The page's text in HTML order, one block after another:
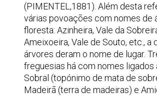
(PIMENTEL,1881). Além desta
várias povoações com nomes de
floresta: Azinheira, Vale da
Ameixoeira, Vale de Souto, etc., a
árvores deram o nome de lugar.
freguesias há com nomes ligados
Sobral (topónimo de mata de
Madeirã (terra de madeiras) e